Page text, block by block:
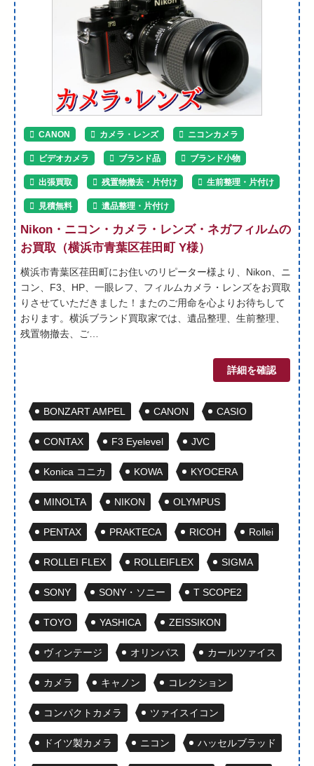
CANON カメラ・レンズ ニコンカメラ
ビデオカメラ ブランド品 ブランド小物
出張買取 残置物撤去・片付け 生前整理・片付け
見積無料 遺品整理・片付け
Nikon・ニコン・カメラ・レンズ・ネガフィルムの
お買取（横浜市青葉区荏田町 Y様）
横浜市青葉区荏田町にお住いのリピーター様より、Nikon、ニ
コン、F3、HP、一眼レフ、フィルムカメラ・レンズをお買取
りさせていただきました！またのご用命を心よりお待ちして
おります。横浜ブランド買取家では、遺品整理、生前整理、
残置物撤去、ご…
詳細を確認
BONZART AMPEL CANON CASIO
CONTAX F3 Eyelevel JVC
Konica コニカ KOWA KYOCERA
MINOLTA NIKON OLYMPUS
PENTAX PRAKTECA RICOH Rollei
ROLLEI FLEX ROLLEIFLEX SIGMA
SONY SONY・ソニー T SCOPE2
TOYO YASHICA ZEISSIKON
ヴィンテージ オリンパス カールツァイス
カメラ キャノン コレクション
コンパクトカメラ ツァイスイコン
ドイツ製カメラ ニコン ハッセルブラッド